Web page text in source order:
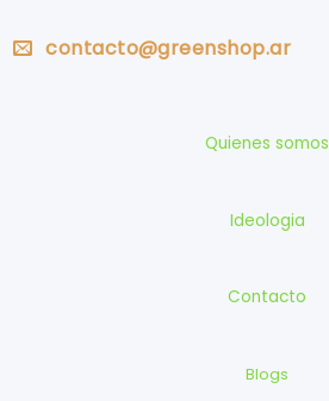
contacto@greenshop.ar
Quienes somos
Ideologia
Contacto
Blogs